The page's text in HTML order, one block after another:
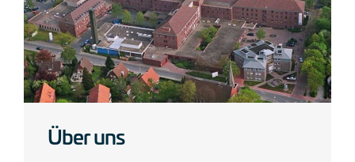
Über uns